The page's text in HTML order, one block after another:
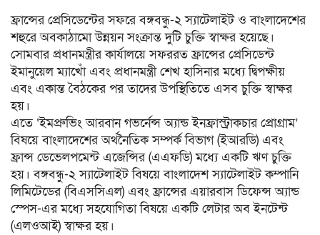
ফ্রান্সের প্রেসিডেন্টের সফরে বঙ্গবন্ধু-২ স্যাটেলাইট ও বাংলাদেশের
শহুরে অবকাঠামো উন্নয়ন সংক্রান্ত দুটি চুক্তি স্বাক্ষর হয়েছে।
সোমবার প্রধানমন্ত্রীর কার্যালয়ে সফররত ফ্রান্সের প্রেসিডেন্ট
ইমানুয়েল ম্যাখোঁ এবং প্রধানমন্ত্রী শেখ হাসিনার মধ্যে দ্বিপক্ষীয়
এবং একান্ত বৈঠকের পর তাদের উপস্থিতিতে এসব চুক্তি স্বাক্ষর
হয়।
এতে ‘ইমপ্রুভিং আরবান গভর্নেন্স অ্যান্ড ইনফ্রাস্ট্রাকচার প্রোগ্রাম’
বিষয়ে বাংলাদেশের অর্থনৈতিক সম্পর্ক বিভাগ (ইআরডি) এবং
ফ্রান্স ডেভেলপমেন্ট এজেন্সির (এএফডি) মধ্যে একটি ঋণ চুক্তি
হয়। বঙ্গবন্ধু-২ স্যাটেলাইট বিষয়ে বাংলাদেশ স্যাটেলাইট কম্পানি
লিমিটেডের (বিএসসিএল) এবং ফ্রান্সের এয়ারবাস ডিফেন্স অ্যান্ড
স্পেস-এর মধ্যে সহযোগিতা বিষয়ে একটি লেটার অব ইনটেন্ট
(এলওআই) স্বাক্ষর হয়।